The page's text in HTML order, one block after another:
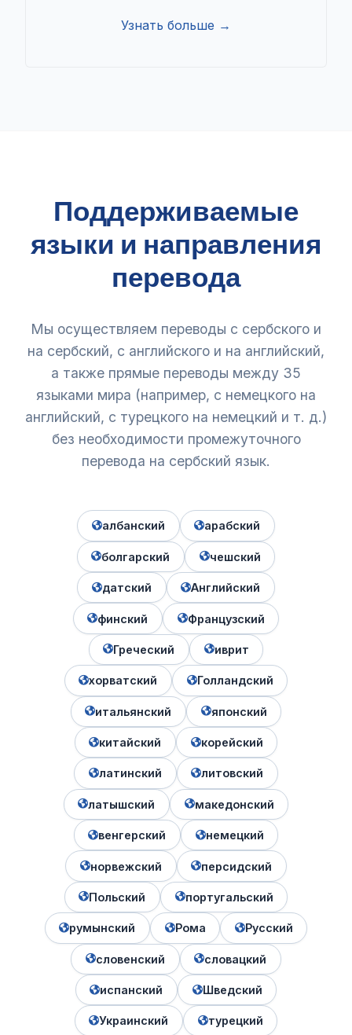
Узнать больше →
Поддерживаемые
языки и направления
перевода
Мы осуществляем переводы с сербского и
на сербский, с английского и на английский,
а также прямые переводы между 35
языками мира (например, с немецкого на
английский, с турецкого на немецкий и т. д.)
без необходимости промежуточного
перевода на сербский язык.
албанский арабский
болгарский чешский
датский Английский
финский Французский
Греческий иврит
хорватский Голландский
итальянский японский
китайский корейский
латинский литовский
латышский македонский
венгерский немецкий
норвежский персидский
Польский португальский
румынский Рома Русский
словенский словацкий
испанский Шведский
Украинский турецкий